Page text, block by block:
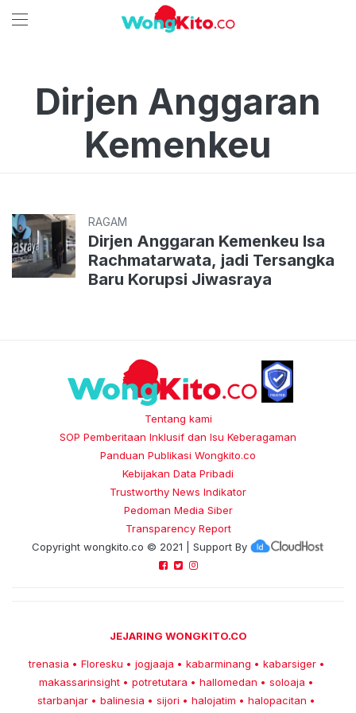
Dirjen Anggaran
Kemenkeu
RAGAM
Dirjen Anggaran Kemenkeu Isa
Rachmatarwata, jadi Tersangka
Baru Korupsi Jiwasraya
Tentang kami
SOP Pemberitaan Inklusif dan Isu Keberagaman
Panduan Publikasi Wongkito.co
Kebijakan Data Pribadi
Trustworthy News Indikator
Pedoman Media Siber
Transparency Report
Copyright wongkito.co © 2021 | Support By
JEJARING WONGKITO.CO
trenasia • Floresku • jogjaaja • kabarminang • kabarsiger •
makassarinsight • potretutara • hallomedan • soloaja •
starbanjar • balinesia • sijori • halojatim • halopacitan •